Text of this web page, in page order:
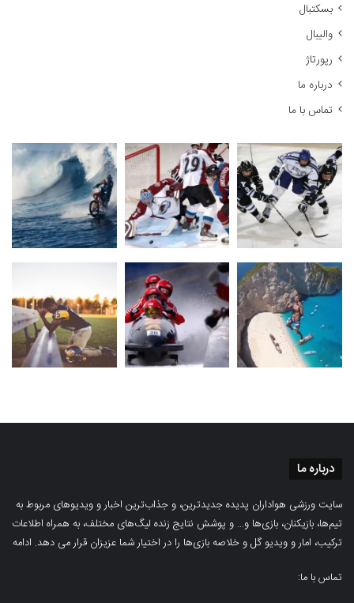
بسکتبال
والیبال
رپورتاژ
درباره ما
تماس با ما
درباره ما
سایت ورزشی هواداران پدیده جدیدترین، و جذاب‌ترین اخبار و ویدیوهای مربوط به
تیم‌ها، بازیکنان، بازی‌ها و… و پوشش نتایج زنده لیگ‌های مختلف، به همراه اطلاعات
ترکیب، امار و ویدیو‌‌ گل‌ و خلاصه بازی‌ها را در اختیار شما عزیزان قرار می دهد. ادامه
تماس با ما: